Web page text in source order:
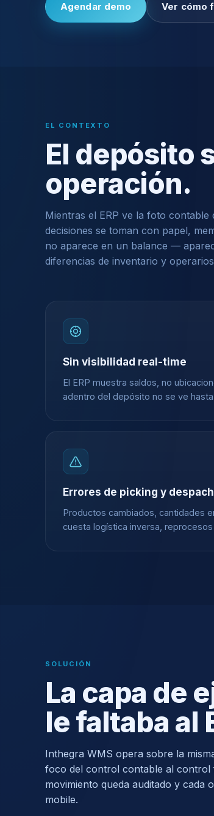
Agendar demo Ver cómo
EL CONTEXTO
El depósito
operación.
Mientras el ERP ve la foto
decisiones se toman con papel,
no aparece en un balance —
diferencias de inventario y
Sin visibilidad real-time
El ERP muestra saldos, no
adentro del depósito no se ve
Errores de picking y
Productos cambiados, cantidades
cuesta logística inversa,
SOLUCIÓN
La capa de
le faltaba al
Inthegra WMS opera sobre la
foco del control contable al control
movimiento queda auditado y cada
mobile.